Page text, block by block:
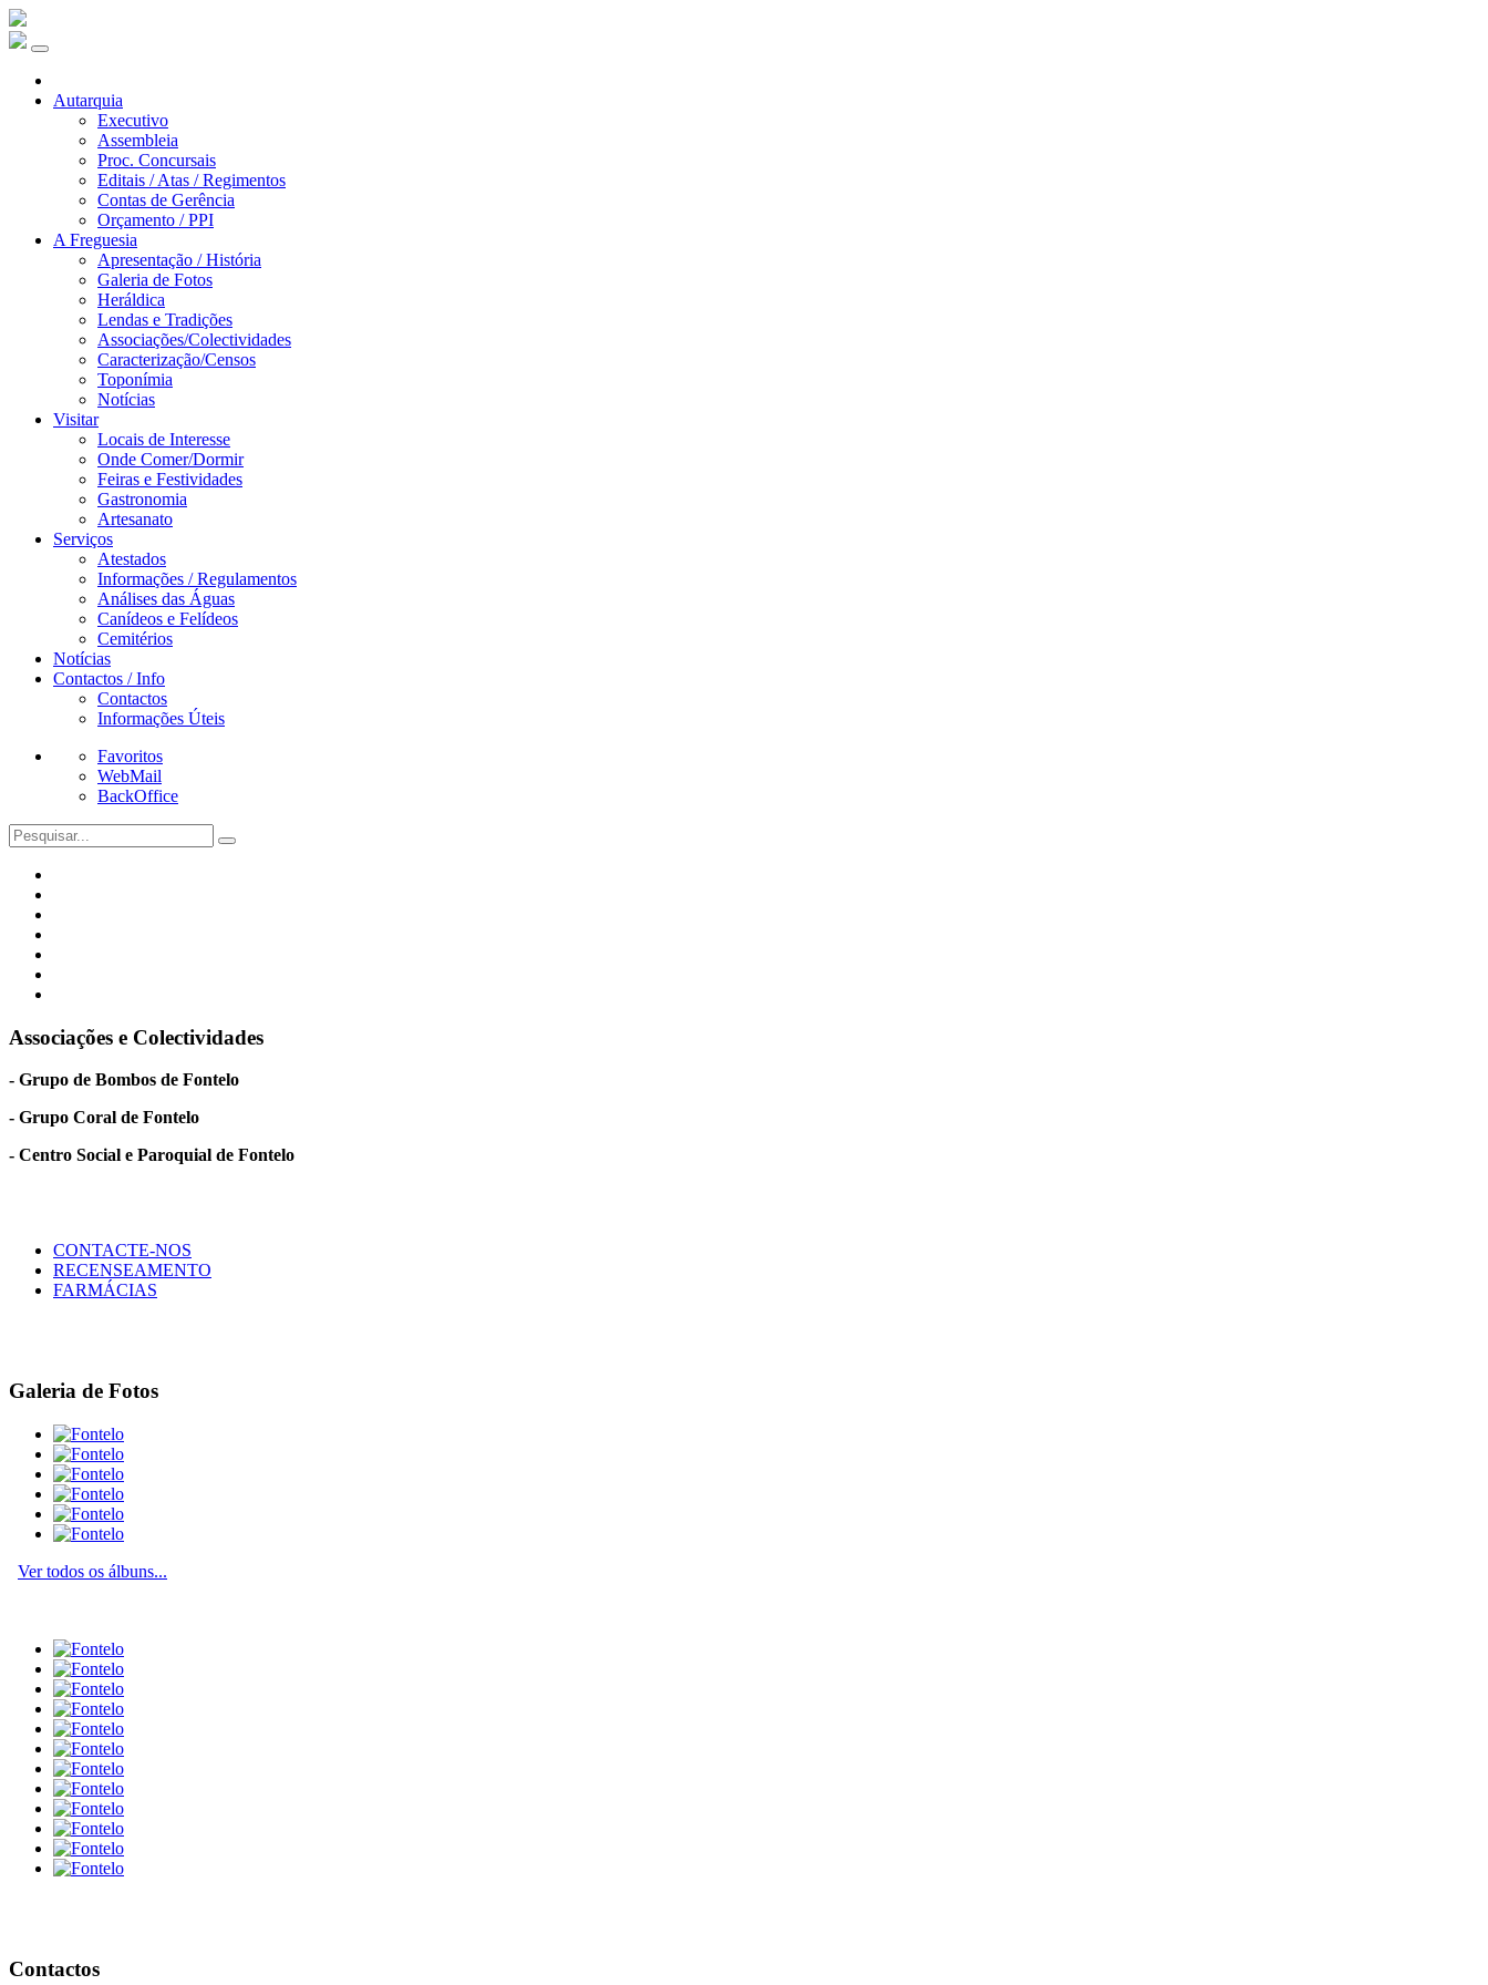
Autarquia
Executivo
Assembleia
Proc. Concursais
Editais / Atas / Regimentos
Contas de Gerência
Orçamento / PPI
A Freguesia
Apresentação / História
Galeria de Fotos
Heráldica
Lendas e Tradições
Associações/Colectividades
Caracterização/Censos
Toponímia
Notícias
Visitar
Locais de Interesse
Onde Comer/Dormir
Feiras e Festividades
Gastronomia
Artesanato
Serviços
Atestados
Informações / Regulamentos
Análises das Águas
Canídeos e Felídeos
Cemitérios
Notícias
Contactos / Info
Contactos
Informações Úteis
Favoritos
WebMail
BackOffice
Associações e Colectividades
- Grupo de Bombos de Fontelo
- Grupo Coral de Fontelo
- Centro Social e Paroquial de Fontelo
CONTACTE-NOS
RECENSEAMENTO
FARMÁCIAS
Galeria de Fotos
Ver todos os álbuns...
Contactos